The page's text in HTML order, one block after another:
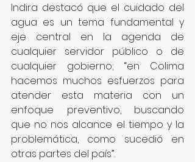
Indira destacó que el cuidado del
agua es un tema fundamental y
eje central en la agenda de
cualquier servidor público o de
cualquier gobierno; “en Colima
hacemos muchos esfuerzos para
atender esta materia con un
enfoque preventivo, buscando
que no nos alcance el tiempo y la
problemática, como sucedió en
otras partes del país”.